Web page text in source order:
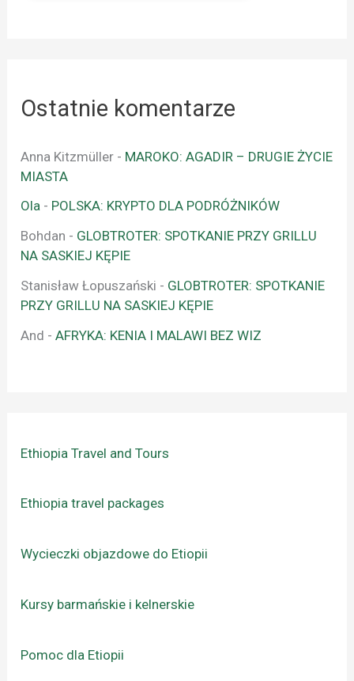
Ostatnie komentarze
Anna Kitzmüller - MAROKO: AGADIR – DRUGIE ŻYCIE
MIASTA
Ola - POLSKA: KRYPTO DLA PODRÓŻNIKÓW
Bohdan - GLOBTROTER: SPOTKANIE PRZY GRILLU
NA SASKIEJ KĘPIE
Stanisław Łopuszański - GLOBTROTER: SPOTKANIE
PRZY GRILLU NA SASKIEJ KĘPIE
And -AFRYKA: KENIA I MALAWI BEZ WIZ
Ethiopia Travel and Tours
Ethiopia travel packages
Wycieczki objazdowe do Etiopii
Kursy barmańskie i kelnerskie
Pomoc dla Etiopii